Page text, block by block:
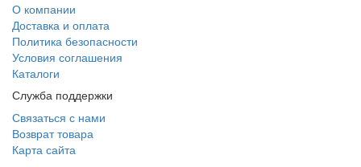
О компании
Доставка и оплата
Политика безопасности
Условия соглашения
Каталоги
Служба поддержки
Связаться с нами
Возврат товара
Карта сайта